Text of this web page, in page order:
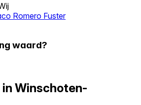
Romero Fuster
waard?
Winschoten-